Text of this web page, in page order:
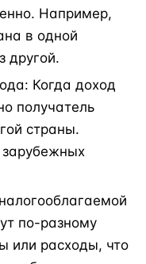
Например,
в одной
другой.
Когда доход
получатель
страны.
по-разному
или расходы, что